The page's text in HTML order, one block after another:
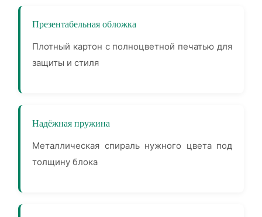
Презентабельная обложка
Плотный картон с полноцветной печатью для
защиты и стиля
Надёжная пружина
Металлическая спираль нужного цвета под
толщину блока